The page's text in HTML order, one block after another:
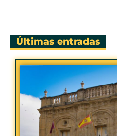
Últimas entradas